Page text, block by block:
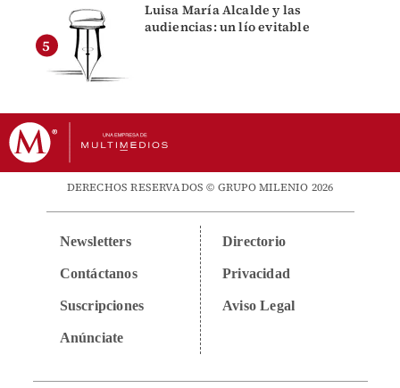
Luisa María Alcalde y las
audiencias: un lío evitable
DERECHOS RESERVADOS © GRUPO MILENIO 2026
Newsletters
Contáctanos
Suscripciones
Anúnciate
Directorio
Privacidad
Aviso Legal